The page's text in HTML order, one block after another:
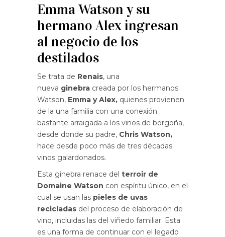
Emma Watson y su
hermano Alex ingresan
al negocio de los
destilados
Se trata de Renais, una
nueva ginebra creada por los hermanos
Watson, Emma y Alex, quienes provienen
de la una familia con una conexión
bastante arraigada a los vinos de borgoña,
desde donde su padre, Chris Watson,
hace desde poco más de tres décadas
vinos galardonados.
Esta ginebra renace del terroir de
Domaine Watson con espíritu único, en el
cual se usan las pieles de uvas
recicladas del proceso de elaboración de
vino, incluidas las del viñedo familiar. Esta
es una forma de continuar con el legado